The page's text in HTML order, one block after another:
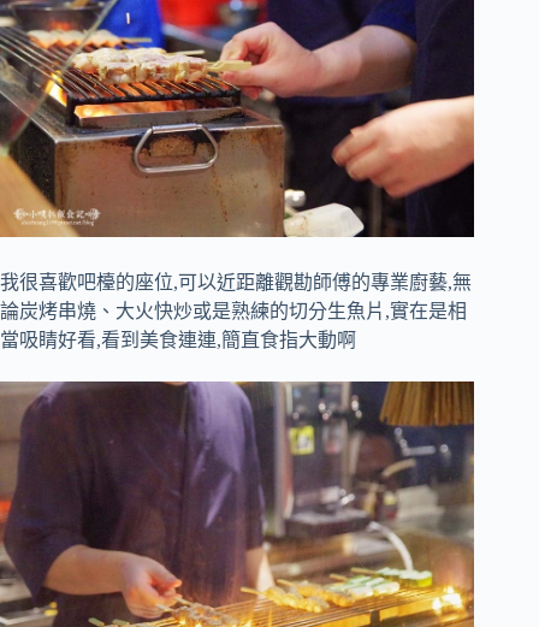
我很喜歡吧檯的座位,可以近距離觀勘師傅的專業廚藝,無
論炭烤串燒、大火快炒或是熟練的切分生魚片,實在是相
當吸睛好看,看到美食連連,簡直食指大動啊